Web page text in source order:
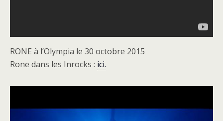
RONE à l’Olympia le 30 octobre 2015
Rone dans les Inrocks : ici.